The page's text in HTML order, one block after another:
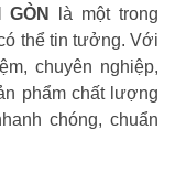
là một trong
thể tin tưởng. Với
chuyên nghiệp,
phẩm chất lượng
chóng, chuẩn